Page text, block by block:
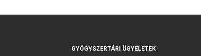
GYÓGYSZERTÁRI ÜGYELETEK